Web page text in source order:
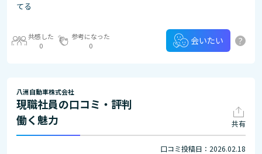
てる
共感した
0
参考になった
0
会いたい ?
八洲自動車株式会社
現職社員の口コミ・評判
働く魅力
共有
口コミ投稿日：2026.02.18